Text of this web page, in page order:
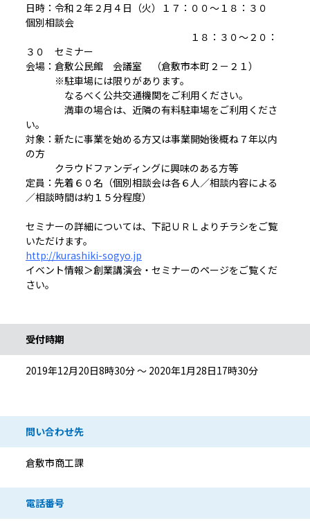
日時：令和２年２月４日（火）１７：００～１８：３０
個別相談会
１８：３０～２０：
３０ セミナー
会場：倉敷公民館 会議室 （倉敷市本町２－２１）
※駐車場には限りがあります。
なるべく公共交通機関をご利用ください。
満車の場合は、近隣の有料駐車場をご利用くださ
い。
対象：新たに事業を始める方又は事業開始後概ね７年以内
の方
クラウドファンディングに興味のある方等
定員：先着６０名（個別相談会は各６人／相談内容による
／相談時間は約１５分程度）
セミナーの詳細については、下記ＵＲＬよりチラシをご覧
いただけます。
http://kurashiki-sogyo.jp
イベント情報＞創業講演会・セミナーのページをご覧くだ
さい。
受付時期
2019年12月20日8時30分 ～ 2020年1月28日17時30分
問い合わせ先
倉敷市商工課
電話番号